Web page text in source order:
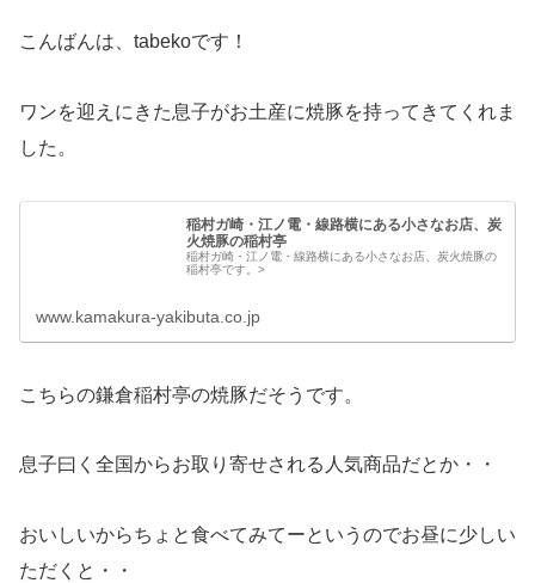
こんばんは、tabekoです！
ワンを迎えにきた息子がお土産に焼豚を持ってきてくれま
した。
稲村ガ崎・江ノ電・線路横にある小さなお店、炭
火焼豚の稲村亭
稲村ガ崎・江ノ電・線路横にある小さなお店、炭火焼豚の
稲村亭です。>
www.kamakura-yakibuta.co.jp
こちらの鎌倉稲村亭の焼豚だそうです。
息子曰く全国からお取り寄せされる人気商品だとか・・
おいしいからちょと食べてみてーというのでお昼に少しい
ただくと・・